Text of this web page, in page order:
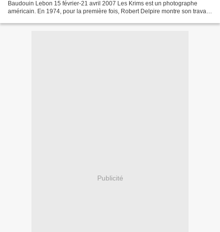
Baudouin Lebon 15 février-21 avril 2007 Les Krims est un photographe
américain. En 1974, pour la première fois, Robert Delpire montre son travail
Publicité